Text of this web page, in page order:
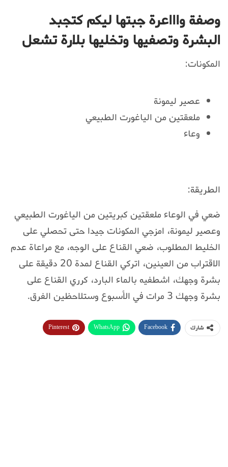
وصفة واااعرة جبتها ليكم كتجبد
البشرة وتصفيها وتخليها بلارة تشعل
المكونات:
عصير ليمونة
ملعقتين من الياغورت الطبيعي
وعاء
الطريقة:
ضعي في الوعاء ملعقتين كبريتين من الياغورت الطبيعي
وعصير ليمونة، امزجي المكونات جيدا حتى تحصلي على
الخليط المطلوب، ضعي القناع على الوجه، مع مراعاة عدم
الاقتراب من العينين، اتركي القناع لمدة 20 دقيقة على
بشرة وجهك، اشطفيه بالماء البارد، كرري القناع على
بشرة وجهك 3 مرات في الأسبوع وستلاحظين الفرق.
شارك Facebook
WhatsApp
Pinterest